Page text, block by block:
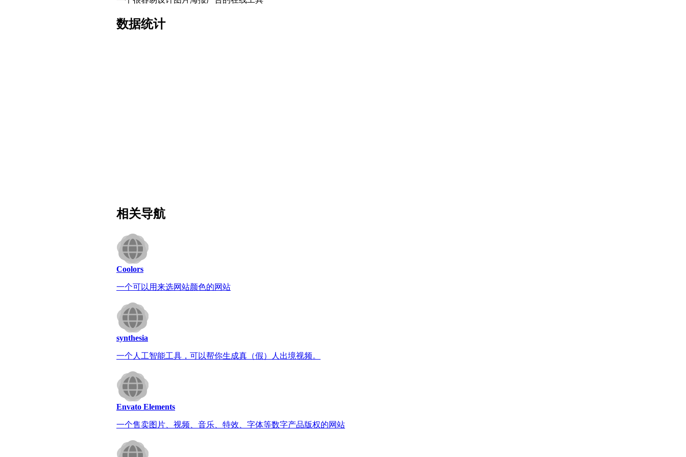
数据统计
相关导航
Coolors
一个可以用来选网站颜色的网站
synthesia
一个人工智能工具，可以帮你生成真（假）人出境视频。
Envato Elements
一个售卖图片、视频、音乐、特效、字体等数字产品版权的网站